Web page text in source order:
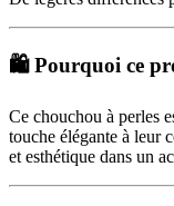
🛍️ Pourquoi ce
Ce chouchou à perles
touche élégante à leur
et esthétique dans un